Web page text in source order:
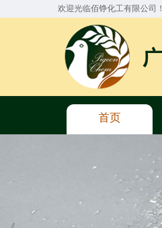
欢迎光临佰铮化工有限公司！
首页